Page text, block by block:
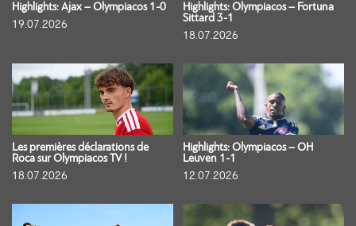
Highlights: Ajax – Olympiacos 1-0
19.07.2026
Highlights: Olympiacos – Fortuna
Sittard 3-1
18.07.2026
Les premières déclarations de
Roca sur Olympiacos TV !
18.07.2026
Highlights: Olympiacos – OH
Leuven 1-1
12.07.2026